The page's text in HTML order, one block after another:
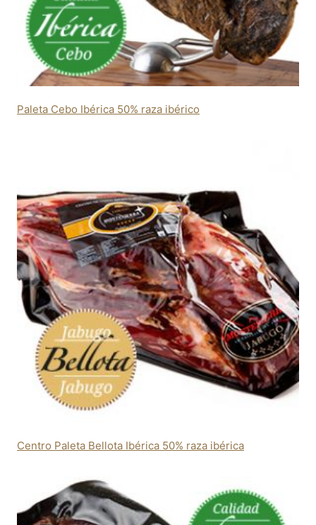
Paleta Cebo Ibérica 50% raza ibérico
Centro Paleta Bellota Ibérica 50% raza ibérica